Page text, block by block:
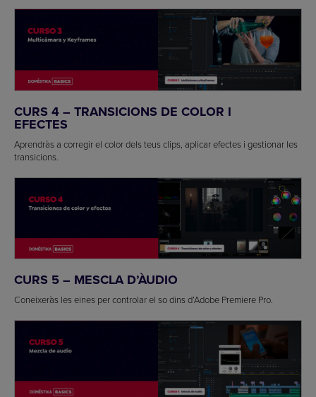
CURS 4 – TRANSICIONS DE COLOR I
EFECTES
Aprendràs a corregir el color dels teus clips, aplicar efectes i gestionar les
transicions.
CURS 5 – MESCLA D’ÀUDIO
Coneixeràs les eines per controlar el so dins d’Adobe Premiere Pro.